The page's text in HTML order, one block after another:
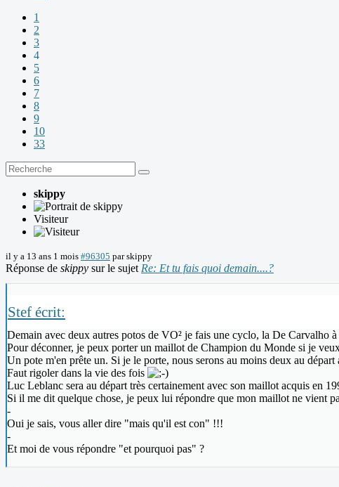
1
2
3
4
5
6
7
8
9
10
33
skippy
Visiteur
il y a 13 ans 1 mois #96305 parskippy
Réponse de skippy sur le sujet Re: Et tu fais quoi demain....?
Stef écrit:
Demain avec deux autres potos de VO² je fais une cyclo, la De Carvalho
Pour déconner, je peux porter un maillot de Champion du Monde si je
Un pote m'en prête un. Si je le porte, nous serons au moins deux au
Faut rigoler dans la vie des fois
Luc Leblanc sera au départ très certainement avec son maillot acquis en
Si il me dit quelque chose, je peux lui répondre que mon maillot ne vient
-
Oui je sais, vous aller dire "mais qu'il est con" !!!
-
Et moi de vous répondre "et pourquoi pas" ?